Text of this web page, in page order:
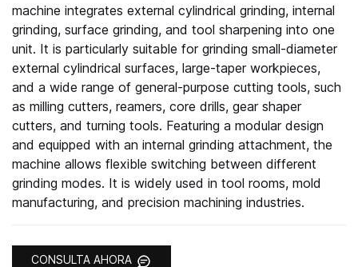
machine integrates external cylindrical grinding, internal
grinding, surface grinding, and tool sharpening into one
unit. It is particularly suitable for grinding small-diameter
external cylindrical surfaces, large-taper workpieces,
and a wide range of general-purpose cutting tools, such
as milling cutters, reamers, core drills, gear shaper
cutters, and turning tools. Featuring a modular design
and equipped with an internal grinding attachment, the
machine allows flexible switching between different
grinding modes. It is widely used in tool rooms, mold
manufacturing, and precision machining industries.
CONSULTA AHORA